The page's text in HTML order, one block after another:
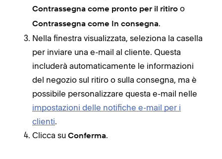
Contrassegna come pronto per il ritiro o
Contrassegna come In consegna.
Nella finestra visualizzata, seleziona la casella
per inviare una e-mail al cliente. Questa
includerà automaticamente le informazioni
del negozio sul ritiro o sulla consegna, ma è
possibile personalizzare questa e-mail nelle
impostazioni delle notifiche e-mail per i
clienti.
Clicca su Conferma.